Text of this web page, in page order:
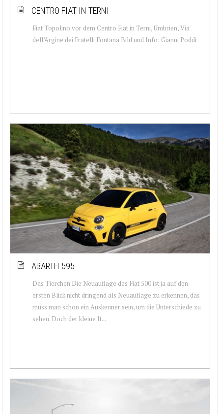
CENTRO FIAT IN TERNI
Fiat Topolino vor dem Centro Fiat in Terni, Umbrien, Via
dell’Argine dei Fratelli Fontana Bild und Info: Gianni Poddi
ABARTH 595
Das Tierchen Die Neuauflage des Fiat 500 ist ja auf den
ersten Blick nicht dringend als Neuauflage zu erkennen, das
muss man schon ein Auskenner sein, um die Unterschiede zu
sehen. Doch der kleine It...